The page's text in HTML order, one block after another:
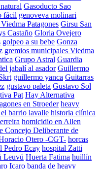
Gasoducto Sao
fácil genoveva molinari
Patagones Girsu San
Castaño Gloria Ovejero
golpeo a su bebe Gonza
gremios municipales Viedma
Grupo Astral Guardia
jabalí al asador Guillermo
guillermo yanca Guitarras
gustavo paleta Gustavo Sol
Pat Hay Alternativa
en Stroeder heavy
barrio lavalle historia clínica
homicidio en Allen
Concejo Deliberante de
Otero -CGT- horcas
Pedro Ecay hospital Zatti
Leuvú Huerta Fatima huillín
Icaro banda de heavy